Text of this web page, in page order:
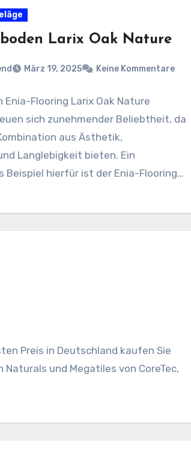
Larix Oak Nature
März 19, 2025 Keine Kommentare
Enia-Flooring Larix Oak Nature
sich zunehmender Beliebtheit, da
aus Ästhetik,
Langlebigkeit bieten. Ein
Beispiel hierfür ist der Enia-Flooring
Preis in Deutschland kaufen Sie
und Megatiles von CoreTec,